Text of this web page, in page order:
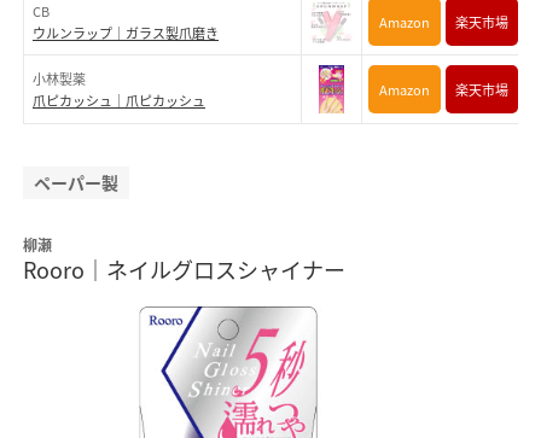
CB
ウルンラップ｜ガラス製爪磨き
Amazon 楽天市場
小林製薬
爪ピカッシュ｜爪ピカッシュ
Amazon 楽天市場
ペーパー製
柳瀬
Rooro｜ネイルグロスシャイナー